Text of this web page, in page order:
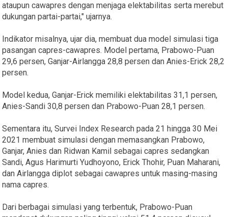
ataupun cawapres dengan menjaga elektabilitas serta merebut
dukungan partai-partai," ujarnya.
Indikator misalnya, ujar dia, membuat dua model simulasi tiga
pasangan capres-cawapres. Model pertama, Prabowo-Puan
29,6 persen, Ganjar-Airlangga 28,8 persen dan Anies-Erick 28,2
persen.
Model kedua, Ganjar-Erick memiliki elektabilitas 31,1 persen,
Anies-Sandi 30,8 persen dan Prabowo-Puan 28,1 persen.
Sementara itu, Survei Index Research pada 21 hingga 30 Mei
2021 membuat simulasi dengan memasangkan Prabowo,
Ganjar, Anies dan Ridwan Kamil sebagai capres sedangkan
Sandi, Agus Harimurti Yudhoyono, Erick Thohir, Puan Maharani,
dan Airlangga diplot sebagai cawapres untuk masing-masing
nama capres.
Dari berbagai simulasi yang terbentuk, Prabowo-Puan